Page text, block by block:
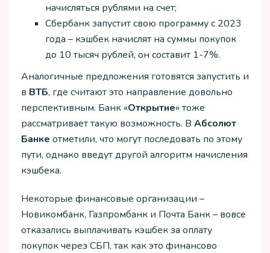
начисляться рублями на счет;
Сбербанк запустит свою программу с 2023
года – кэшбек начислят на суммы покупок
до 10 тысяч рублей, он составит 1-7%.
Аналогичные предложения готовятся запустить и
в ВТБ, где считают это направление довольно
перспективным. Банк «Открытие» тоже
рассматривает такую возможность. В Абсолют
Банке отметили, что могут последовать по этому
пути, однако введут другой алгоритм начисления
кэшбека.
Некоторые финансовые организации –
Новикомбанк, Газпромбанк и Почта Банк – вовсе
отказались выплачивать кэшбек за оплату
покупок через СБП, так как это финансово